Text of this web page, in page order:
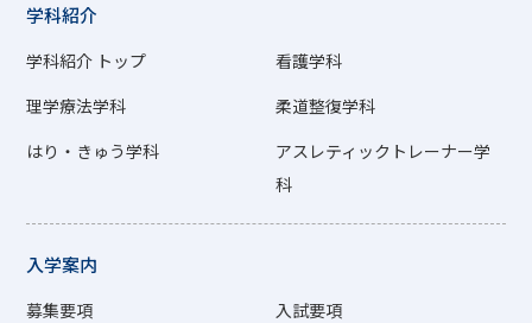
学科紹介
学科紹介 トップ
看護学科
理学療法学科
柔道整復学科
はり・きゅう学科
アスレティックトレーナー学
科
入学案内
募集要項
入試要項